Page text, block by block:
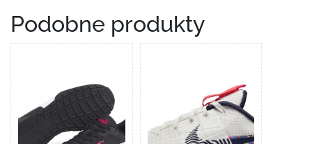
Podobne produkty